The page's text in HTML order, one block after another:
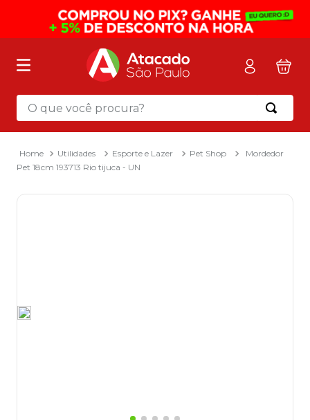
O que você procura?
Utilidades Esporte e Lazer Pet Shop
Mordedor
Pet 18cm 193713 Rio tijuca - UN
Termos mais buscados
mochila
2º sacola
3º papel toalha
8